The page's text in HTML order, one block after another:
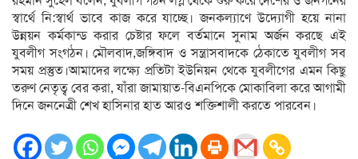
স্বার্থে নি:স্বার্থ ভাবে কাজ করে যাচ্ছে। জনকল্যাণে উদ্যোগী হয়ে নানা
উন্নয়ন কর্মকান্ড করার চেষ্টার ফলে বর্তমানে সুনাম অর্জন করছে এই
যুবলীগ সংগঠন। মৌলবাদ,জঙ্গিবাদ ও সন্ত্রাসবাদকে ঠেকাতে যুবলীগ সব
সময় প্রস্তুত।আমাদের লক্ষ্যে প্রতিটা ইউনিয়ন থেকে যুবলীগের এমন কিছু
তরুণ নেতৃত্ব বের করা, যাঁরা জামায়াত-বিএনপিকে মোকাবিলা করে আগামী
দিনে জননেত্রী শেখ হাসিনার হাত আরও শক্তিশালী করতে পারবেন।